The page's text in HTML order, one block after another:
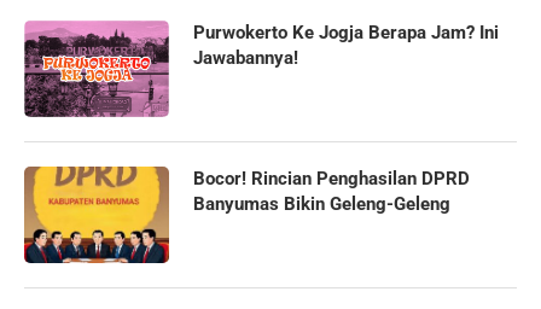
Purwokerto Ke Jogja Berapa Jam? Ini
Jawabannya!
Bocor! Rincian Penghasilan DPRD
Banyumas Bikin Geleng-Geleng